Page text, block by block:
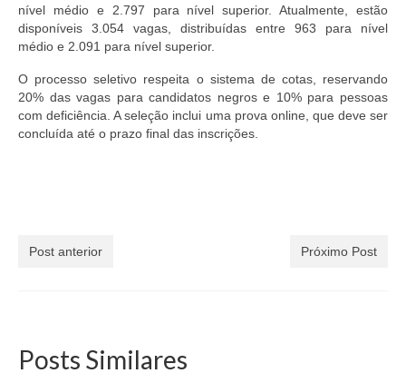
nível médio e 2.797 para nível superior. Atualmente, estão
disponíveis 3.054 vagas, distribuídas entre 963 para nível
médio e 2.091 para nível superior.
O processo seletivo respeita o sistema de cotas, reservando
20% das vagas para candidatos negros e 10% para pessoas
com deficiência. A seleção inclui uma prova online, que deve ser
concluída até o prazo final das inscrições.
Post anterior Próximo Post
Posts Similares